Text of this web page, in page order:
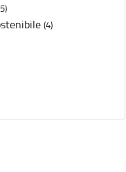
(4)